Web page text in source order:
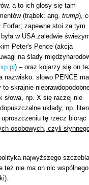
a to ich głosy się tam
(trąbek: ang. trump),
Forfar; zapewne stoi za tym
w USA zaledwie
Peter's Pence (akcja
na ślady
) – oraz kojarzy się on
słowo PENCE ma
skrajnie
słowa, np. X się raczej nie
układy, np.
tę rzecz biorąc
osobowych, czyli
najwyższego
też nie ma on nic